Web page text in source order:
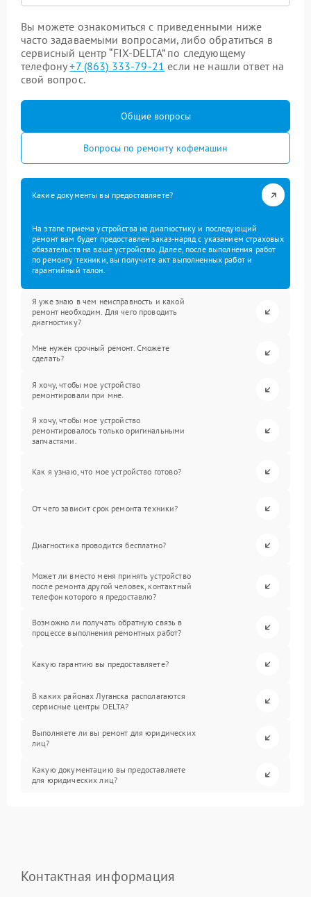
Вы можете ознакомиться с приведенными ниже
часто задаваемыми вопросами, либо обратиться в
сервисный центр “FIX-DELTA” по следующему
телефону+7 (863) 333-79-21 если не нашли ответ на
свой вопрос.
Общие вопросы
Вопросы по ремонту кофемашин
Какие документы вы предоставляете?
На этапе приема устройства на диагностику и последующий
ремонт вам будет предоставлен заказ-наряд с указанием страховых
обязательств на ваше устройство. Далее, после выполнения работ
по ремонту техники, вы получите акт выполненных работ и
гарантийный талон.
Я уже знаю в чем неисправность и какой
ремонт необходим. Для чего проводить
диагностику?
Мне нужен срочный ремонт. Сможете
сделать?
Я хочу, чтобы мое устройство
ремонтировали при мне.
Я хочу, чтобы мое устройство
ремонтировалось только оригинальными
запчастями.
Как я узнаю, что мое устройство готово?
От чего зависит срок ремонта техники?
Диагностика проводится бесплатно?
Может ли вместо меня принять устройство
после ремонта другой человек, контактный
телефон которого я предоставлю?
Возможно ли получать обратную связь в
процессе выполнения ремонтных работ?
Какую гарантию вы предоставляете?
В каких районах Луганска располагаются
сервисные центры DELTA?
Выполняете ли вы ремонт для юридических
лиц?
Какую документацию вы предоставляете
для юридических лиц?
Контактная информация